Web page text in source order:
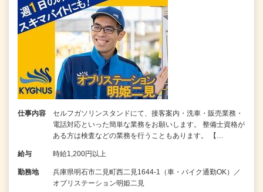
仕事内容
セルフガソリンスタンドにて、接客案内・洗車・販売業務・
電話対応といった簡単な業務をお願いします。 整備士資格が
ある方は検査などの業務を行うこともあります。 【…
給与 時給1,200円以上
勤務地
兵庫県明石市二見町西二見1644-1（車・バイク通勤OK）／
オブリステーション明姫二見